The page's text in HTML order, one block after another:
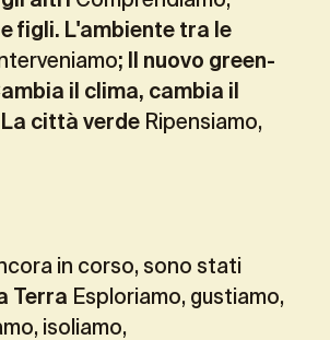
figli. L'ambiente tra le
; Il nuovo green-
il clima, cambia il
La città verde Ripensiamo,
in corso, sono stati
Terra Esploriamo, gustiamo,
isoliamo,